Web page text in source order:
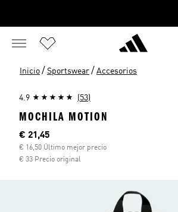
Inicio / Sportswear / Accesorios
4.9 (53)
MOCHILA MOTION
Precio actual
€ 21,45
€ 16,50 Último mejor precio
€ 33 Precio original